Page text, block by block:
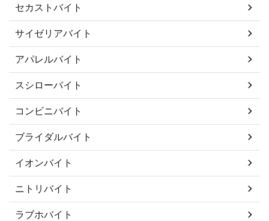
セカストバイト
サイゼリアバイト
アパレルバイト
スシローバイト
コンビニバイト
ブライダルバイト
イオンバイト
ニトリバイト
ラブホバイト